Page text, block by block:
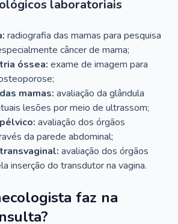
laboratoriais
radiografia das mamas para pesquisa
câncer de mama;
óssea: exame de imagem para
mamas: avaliação da glândula
lesões por meio de ultrassom;
avaliação dos órgãos
da parede abdominal;
avaliação dos órgãos
inserção do transdutor na vagina.
faz na